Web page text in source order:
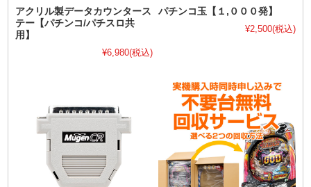
アクリル製データカウンタース
テー【パチンコ/パチスロ共
用】
¥6,980(税込)
パチンコ玉【１,０００発】
¥2,500(税込)